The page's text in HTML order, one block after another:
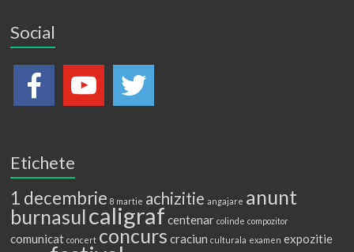
Social
Etichete
1 decembrie 8 martie achizitie angajare anunt
burnasulcaligraf centenar colinde compozitor
comunicat concert concurs craciun culturala examen expozitie